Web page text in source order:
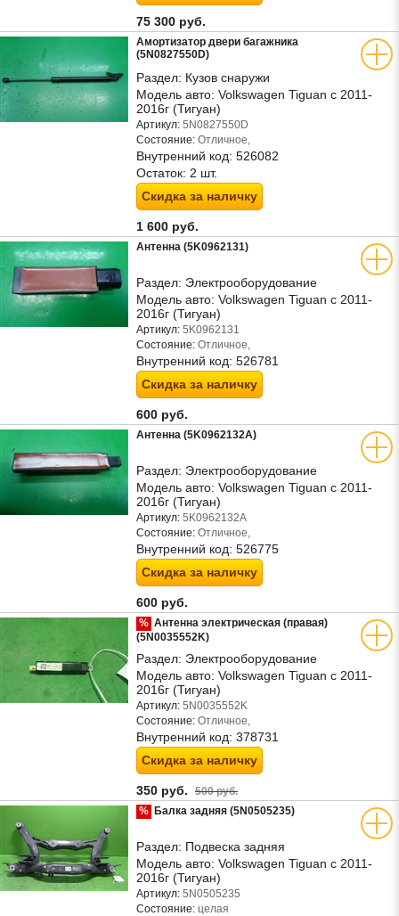
75 300 руб.
Амортизатор двери багажника
(5N0827550D)
Раздел: Кузов снаружи
Модель авто: Volkswagen Tiguan с 2011-
2016г (Тигуан)
Артикул: 5N0827550D
Состояние: Отличное,
Внутренний код: 526082
Остаток: 2 шт.
Скидка за наличку
1 600 руб.
Антенна (5K0962131)
Раздел: Электрооборудование
Модель авто: Volkswagen Tiguan с 2011-
2016г (Тигуан)
Артикул: 5K0962131
Состояние: Отличное,
Внутренний код: 526781
Скидка за наличку
600 руб.
Антенна (5K0962132A)
Раздел: Электрооборудование
Модель авто: Volkswagen Tiguan с 2011-
2016г (Тигуан)
Артикул: 5K0962132A
Состояние: Отличное,
Внутренний код: 526775
Скидка за наличку
600 руб.
% Антенна электрическая (правая)
(5N0035552K)
Раздел: Электрооборудование
Модель авто: Volkswagen Tiguan с 2011-
2016г (Тигуан)
Артикул: 5N0035552K
Состояние: Отличное,
Внутренний код: 378731
Скидка за наличку
350 руб. 500 руб.
% Балка задняя (5N0505235)
Раздел: Подвеска задняя
Модель авто: Volkswagen Tiguan с 2011-
2016г (Тигуан)
Артикул: 5N0505235
Состояние: целая